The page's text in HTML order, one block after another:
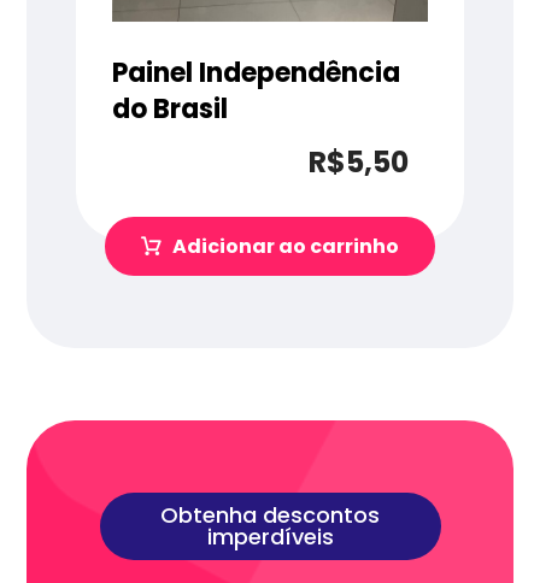
Painel Independência
do Brasil
R$5,50
Adicionar ao carrinho
Obtenha descontos
imperdíveis